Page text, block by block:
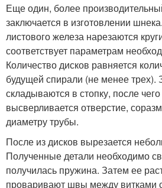
Еще один, более
заключается в изготовлении
листового железа нарезаются
соответствует параметрам
Количество дисков равняется
будущей спирали (не менее трех).
складываются в стопку, после
высверливается отверстие,
диаметру трубы.
После из дисков вырезается
Полученные детали необходимо
получилась пружина. Затем ее
проваривают швы между витками